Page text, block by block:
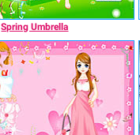
Spring Umbrella